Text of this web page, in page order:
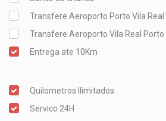
Transfere Aeroporto Porto Vila Real
Transfere Aeroporto Vila Real Porto
Entrega ate 10Km
Quilometros Ilimitados
Servico 24H